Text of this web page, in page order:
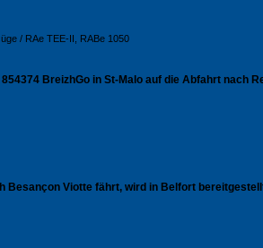
/ RAe TEE-II, RABe 1050
BreizhGo in St-Malo auf die Abfahrt nach
Besançon Viotte fährt, wird in Belfort